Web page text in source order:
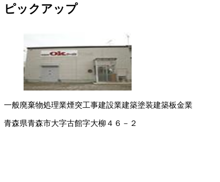
ピックアップ
一般廃棄物処理業煙突工事建設業建築塗装建築板金業
青森県青森市大字古館字大柳４６－２